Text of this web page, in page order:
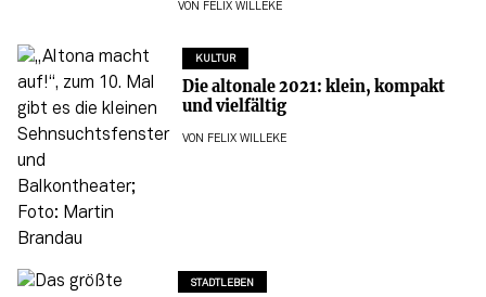
VON FELIX WILLEKE
KULTUR
Die altonale 2021: klein, kompakt
und vielfältig
VON FELIX WILLEKE
STADTLEBEN